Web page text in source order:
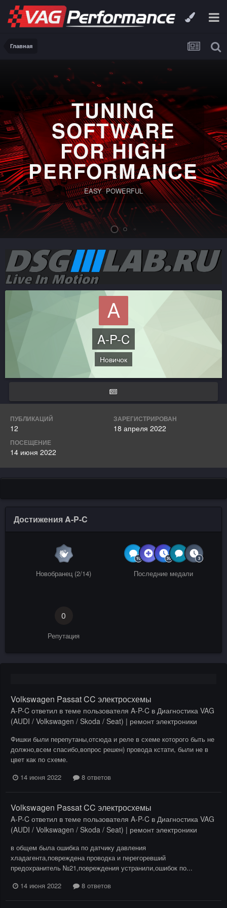
Главная
TUNING
SOFTWARE
FOR HIGH
PERFORMANCE
EASY POWERFUL
A-P-C
Новичок
ПУБЛИКАЦИЙ
12
ЗАРЕГИСТРИРОВАН
18 апреля 2022
ПОСЕЩЕНИЕ
14 июня 2022
Достижения A-P-C
Новобранец (2/14) Последние медали
0
Репутация
Volkswagen Passat CC электросхемы
A-P-C ответил в теме пользователя A-P-C в Диагностика VAG
(AUDI / Volkswagen / Skoda / Seat) | ремонт электроники
Фишки были перепутаны,отсюда и реле в схеме которого быть не
должно,всем спасибо,вопрос решен) провода кстати, были не в
цвет как по схеме.
14 июня 2022
8 ответов
Volkswagen Passat CC электросхемы
A-P-C ответил в теме пользователя A-P-C в Диагностика VAG
(AUDI / Volkswagen / Skoda / Seat) | ремонт электроники
в общем была ошибка по датчику давления
хладагента,повреждена проводка и перегоревший
предохранитель №21,повреждения устранили,ошибок по...
14 июня 2022
8 ответов